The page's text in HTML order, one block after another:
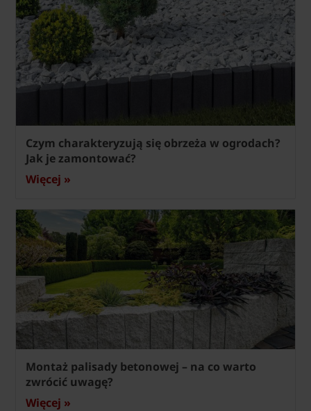
Czym charakteryzują się obrzeża w ogrodach?
Jak je zamontować?
Więcej »
Montaż palisady betonowej – na co warto
zwrócić uwagę?
Więcej »